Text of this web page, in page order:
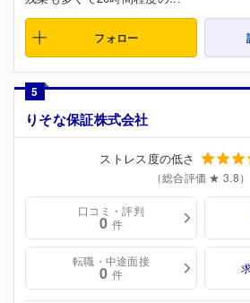
フォロー
5
りそな保証株式会社
ストレス度の低さ
（総合評価 ★ 3.8）
口コミ・評判
0 件
転職・中途面接
0 件